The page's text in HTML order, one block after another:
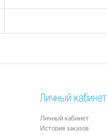
Личный кабинет
Личный кабинет
История заказов